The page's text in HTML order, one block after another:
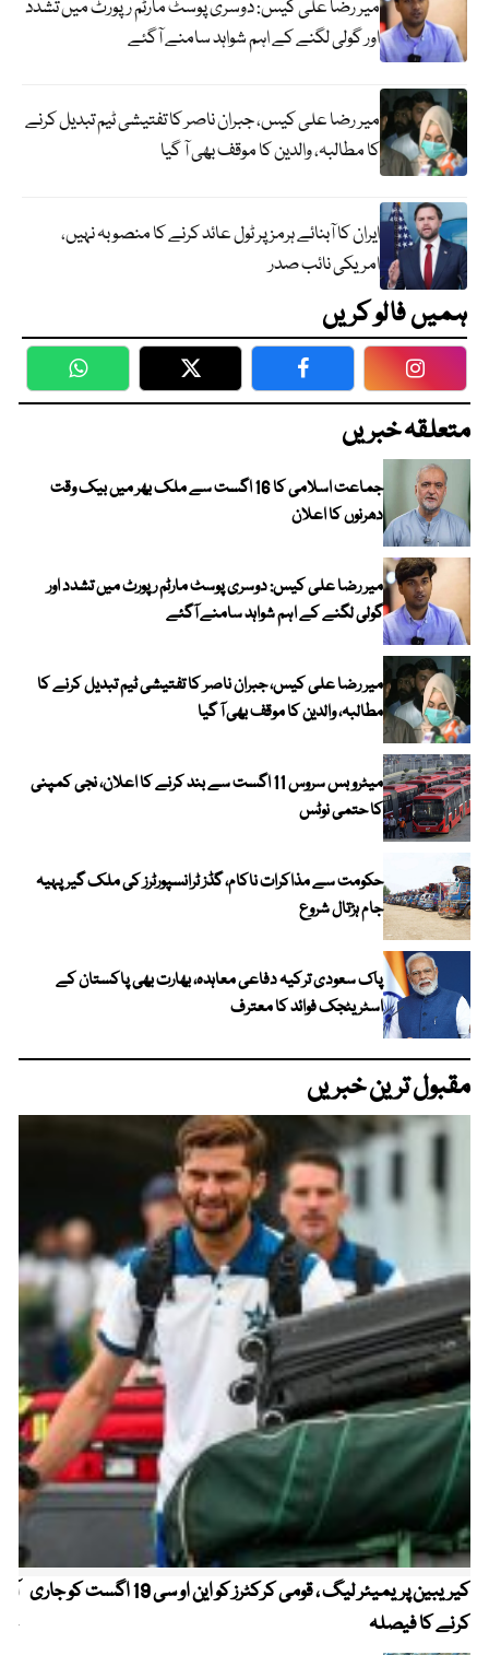
میر رضا علی کیس: دوسری پوسٹ مارٹم رپورٹ میں تشدد
اور گولی لگنے کے اہم شواہد سامنے آگئے
میر رضا علی کیس، جبران ناصر کا تفتیشی ٹیم تبدیل کرنے
کا مطالبہ، والدین کا موقف بھی آ گیا
ایران کا آبنائے ہرمز پر ٹول عائد کرنے کا منصوبہ نہیں،
امریکی نائب صدر
ہمیں فالو کریں
WhatsApp Twitter Facebook
متعلقہ خبریں
جماعت اسلامی کا 16 اگست سے ملک بھر میں بیک وقت
دھرنوں کا اعلان
میر رضا علی کیس: دوسری پوسٹ مارٹم رپورٹ میں تشدد اور
گولی لگنے کے اہم شواہد سامنے آگئے
میر رضا علی کیس، جبران ناصر کا تفتیشی ٹیم تبدیل کرنے کا
مطالبہ، والدین کا موقف بھی آ گیا
میٹرو بس سروس 11 اگست سے بند کرنے کا اعلان، نجی کمپنی
کا حتمی نوٹس
حکومت سے مذاکرات ناکام، گڈز ٹرانسپورٹرز کی ملک گیر پہیہ
جام ہڑتال شروع
پاک سعودی ترکیہ دفاعی معاہدہ، بھارت بھی پاکستان کے
اسٹریٹجک فوائد کا معترف
مقبول ترین خبریں
کیریبین پریمیئر لیگ ، قومی کرکٹرز کو این او سی 19 اگست کو جاری
کرنے کا فیصلہ